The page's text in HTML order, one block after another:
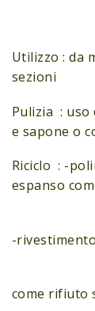
Utilizzo : da
sezioni
Pulizia : uso
e sapone o
Riciclo : -
espanso
-
come rifiuto